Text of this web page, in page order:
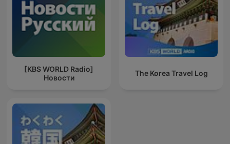
[KBS WORLD Radio]
Новости
The Korea Travel Log